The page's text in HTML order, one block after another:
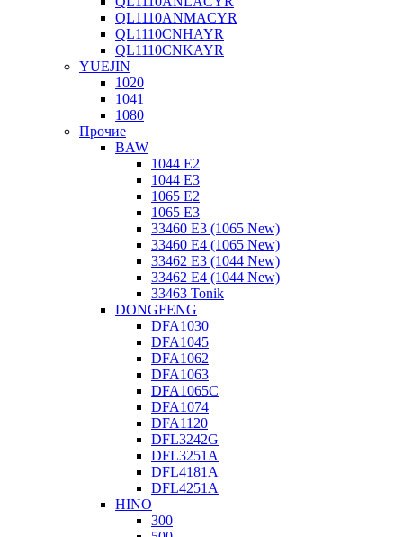
QL1110ANMACYR
QL1110CNHAYR
QL1110CNKAYR
YUEJIN
1020
1041
1080
Прочие
BAW
1044 E2
1044 E3
1065 E2
1065 E3
33460 E3 (1065 New)
33460 E4 (1065 New)
33462 E3 (1044 New)
33462 E4 (1044 New)
33463 Tonik
DONGFENG
DFA1030
DFA1045
DFA1062
DFA1063
DFA1065C
DFA1074
DFA1120
DFL3242G
DFL3251A
DFL4181A
DFL4251A
HINO
300